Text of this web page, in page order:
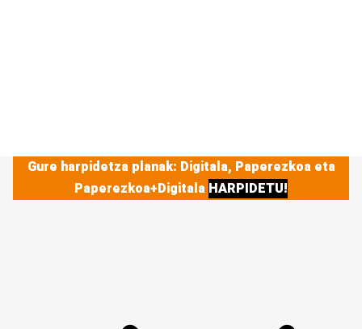
Gure harpidetza planak: Digitala, Paperezkoa eta
Paperezkoa+Digitala HARPIDETU!